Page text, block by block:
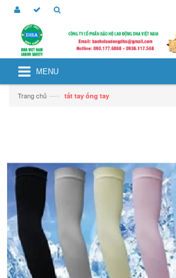
MENU
Trang chủ —› tất tay ống tay